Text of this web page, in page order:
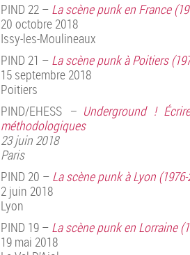
PIND 22 – La scène punk en France
20 octobre 2018
Issy-les-Moulineaux
PIND 21 – La scène punk à Poitiers
15 septembre 2018
Poitiers
PIND/EHESS – Underground !
méthodologiques
23 juin 2018
Paris
PIND 20 – La scène punk à Lyon
2 juin 2018
Lyon
PIND 19 – La scène punk en Lorraine
19 mai 2018